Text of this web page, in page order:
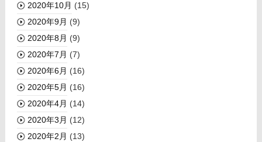
2020年10月 (15)
2020年9月 (9)
2020年8月 (9)
2020年7月 (7)
2020年6月 (16)
2020年5月 (16)
2020年4月 (14)
2020年3月 (12)
2020年2月 (13)